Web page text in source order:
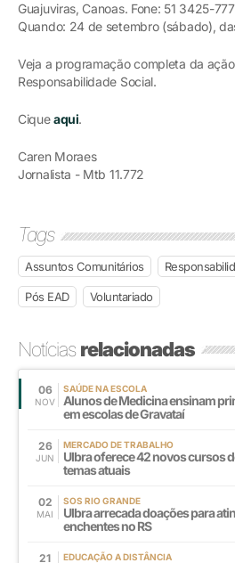
Guajuviras, Canoas. Fone: 51 3425-
Quando: 24 de setembro (sábado),
Veja a programação completa da
Responsabilidade Social.
Ciqueaqui.
Caren Moraes
Jornalista - Mtb 11.772
Tags
Assuntos Comunitários
Pós EAD Voluntariado
Notíciasrelacionadas
06
NOV
SAÚDE NA ESCOLA
Alunos de Medicina ensinam
em escolas de Gravataí
26
JUN
MERCADO DE TRABALHO
Ulbra oferece 42 novos cursos
temas atuais
02
MAI
SOS RIO GRANDE
Ulbra arrecada doações para
enchentes no RS
21 EDUCAÇÃO A DISTÂNCIA